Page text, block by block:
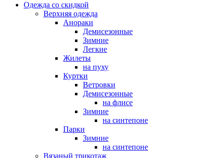
Одежда со скидкой
Верхняя одежда
Анораки
Демисезонные
Зимние
Легкие
Жилеты
на пуху
Куртки
Ветровки
Демисезонные
на флисе
Зимние
на синтепоне
Парки
Зимние
на синтепоне
Вязаный трикотаж